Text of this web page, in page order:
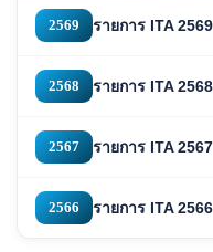
2569 รายการ ITA 2569
2568 รายการ ITA 2568
2567 รายการ ITA 2567
2566 รายการ ITA 2566